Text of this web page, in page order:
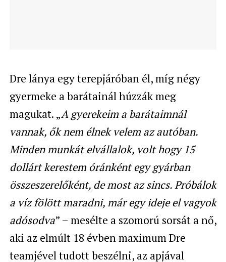
Dre lánya egy terepjáróban él, míg négy
gyermeke a barátainál húzzák meg
magukat. „A gyerekeim a barátaimnál
vannak, ők nem élnek velem az autóban.
Minden munkát elvállalok, volt hogy 15
dollárt kerestem óránként egy gyárban
összeszerelőként, de most az sincs. Próbálok
a víz fölött maradni, már egy ideje el vagyok
adósodva” – mesélte a szomorú sorsát a nő,
aki az elmúlt 18 évben maximum Dre
teamjével tudott beszélni, az apjával